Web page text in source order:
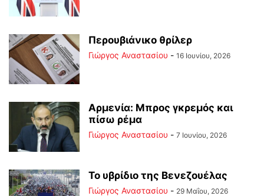
Περουβιάνικο θρίλερ
Γιώργος Αναστασίου - 16 Ιουνίου, 2026
Αρμενία: Μπρος γκρεμός και
πίσω ρέμα
Γιώργος Αναστασίου - 7 Ιουνίου, 2026
Το υβρίδιο της Βενεζουέλας
Γιώργος Αναστασίου - 29 Μαΐου, 2026